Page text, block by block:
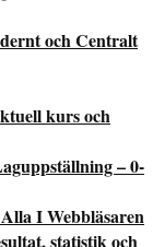
och Centralt
kurs och
– 0-
I Webbläsaren
statistik och